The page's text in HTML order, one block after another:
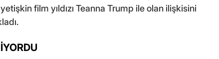
film yıldızı Teanna Trump ile olan ilişkisini